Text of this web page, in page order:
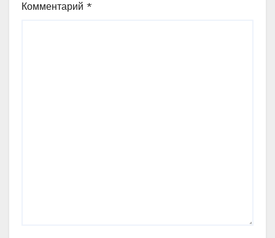
Комментарий *